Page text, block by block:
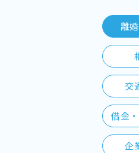
離
交
借金
企